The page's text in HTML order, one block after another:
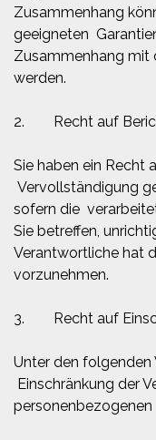
Zusammenhang
geeigneten
Zusammenhang
werden.
2. Recht auf
Sie haben ein Recht
Vervollständigung
sofern die
Sie betreffen,
Verantwortliche hat
vorzunehmen.
3. Recht auf
Unter den folgenden
Einschränkung der